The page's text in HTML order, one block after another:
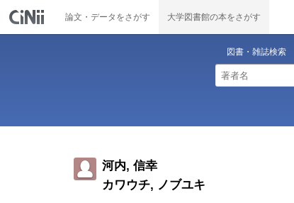
論文・データをさがす 大学図書館の本をさがす
図書・雑誌検索
河内, 信幸
カワウチ, ノブユキ